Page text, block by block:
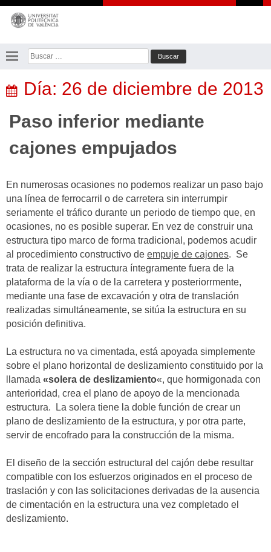
Saltar
contenido
Buscar:
Día: 26 de diciembre de 2013
Paso inferior mediante
cajones empujados
En numerosas ocasiones no podemos realizar un paso bajo
una línea de ferrocarril o de carretera sin interrumpir
seriamente el tráfico durante un periodo de tiempo que, en
ocasiones, no es posible superar. En vez de construir una
estructura tipo marco de forma tradicional, podemos acudir
al procedimiento constructivo de empuje de cajones. Se
trata de realizar la estructura íntegramente fuera de la
plataforma de la vía o de la carretera y posteriorrmente,
mediante una fase de excavación y otra de translación
realizadas simultáneamente, se sitúa la estructura en su
posición definitiva.
La estructura no va cimentada, está apoyada simplemente
sobre el plano horizontal de deslizamiento constituido por la
llamada «solera de deslizamiento«, que hormigonada con
anterioridad, crea el plano de apoyo de la mencionada
estructura. La solera tiene la doble función de crear un
plano de deslizamiento de la estructura, y por otra parte,
servir de encofrado para la construcción de la misma.
El diseño de la sección estructural del cajón debe resultar
compatible con los esfuerzos originados en el proceso de
traslación y con las solicitaciones derivadas de la ausencia
de cimentación en la estructura una vez completado el
deslizamiento.